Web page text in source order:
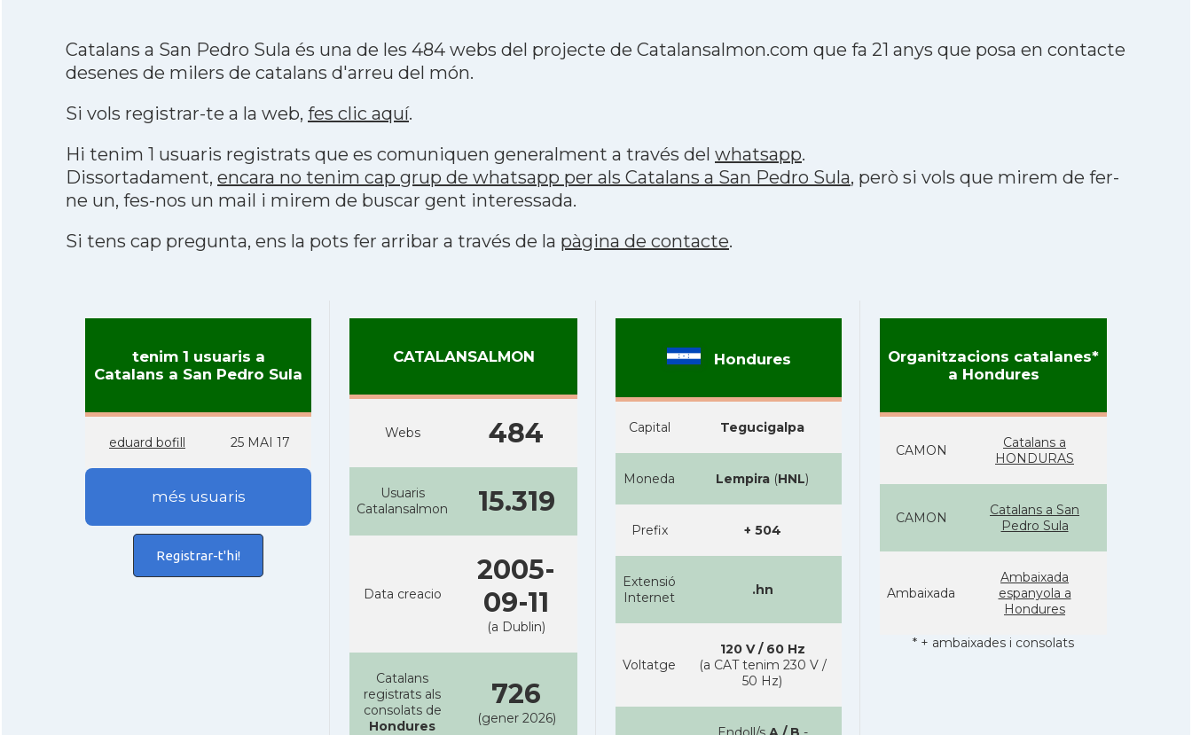
Catalans a San Pedro Sula és una de les 484 webs del projecte de Catalansalmon.com que fa 21 anys que posa en contacte
desenes de milers de catalans d'arreu del món.
Si vols registrar-te a la web, fes clic aquí.
Hi tenim 1 usuaris registrats que es comuniquen generalment a través del whatsapp.
Dissortadament, encara no tenim cap grup de whatsapp per als Catalans a San Pedro Sula, però si vols que mirem de fer-
ne un, fes-nos un mail i mirem de buscar gent interessada.
Si tens cap pregunta, ens la pots fer arribar a través de la pàgina de contacte.
tenim 1 usuaris a
Catalans a San Pedro Sula
eduard bofill 25 MAI 17
més usuaris
Registrar-t'hi!
CATALANSALMON
Webs 484
Usuaris
Catalansalmon
15.319
Data creacio
2005-
09-11
(a Dublin)
Catalans
registrats als
consolats de
Hondures
726
(gener 2026)
Hondures
Capital Tegucigalpa
Moneda Lempira (HNL)
Prefix + 504
Extensió
Internet
.hn
Voltatge
120 V / 60 Hz
(a CAT tenim 230 V /
50 Hz)
Organitzacions catalanes*
a Hondures
CAMON
Catalans a
HONDURAS
CAMON
Catalans a San
Pedro Sula
Ambaixada
Ambaixada
espanyola a
Hondures
* + ambaixades i consolats